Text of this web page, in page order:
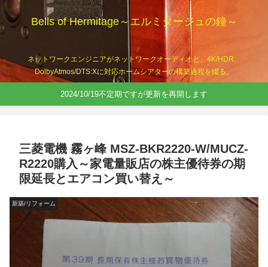
Bells of Hermitage～エルミタージュの鐘～
ネットワークエンジニアがネットワークオーディオと、4K/HDR、
DolbyAtmos/DTS:Xに対応ホームシアターの構築過程を綴る。
2024/10/19不定期ですが更新を再開します
三菱電機 霧ヶ峰 MSZ-BKR2220-W/MUCZ-
R2220購入～家電量販店の株主優待券の期
限延長とエアコン買い替え～
新築/リフォーム